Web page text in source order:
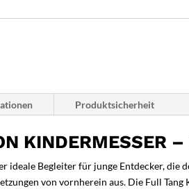
Produktsicherheit
KINDERMESSER
ideale Begleiter für junge Entdecker,
von vornherein aus. Die Full